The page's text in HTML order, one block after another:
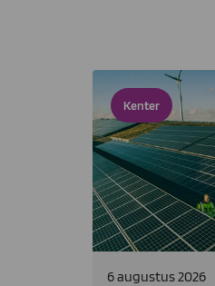
Kenter
6 augustus 2026